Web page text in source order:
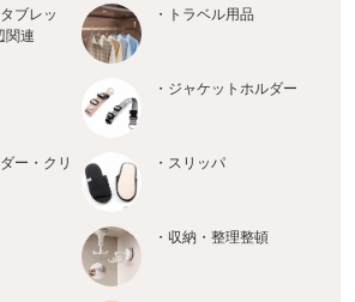
ブレッ
関連
・トラベル用品
・ジャケットホルダー
ー・クリ
・スリッパ
・収納・整理整頓